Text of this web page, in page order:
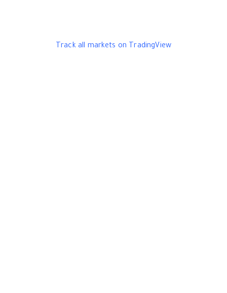
Track all markets on TradingView